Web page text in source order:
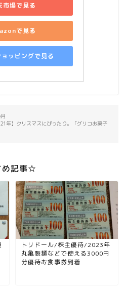
市場で見る
で見る
ッピングで見る
年】クリスマスにぴったり。「グリコお菓子
め記事☆
トリドール/株主優待/2023年
丸亀製麺などで使える3000円
分優待お食事券到着